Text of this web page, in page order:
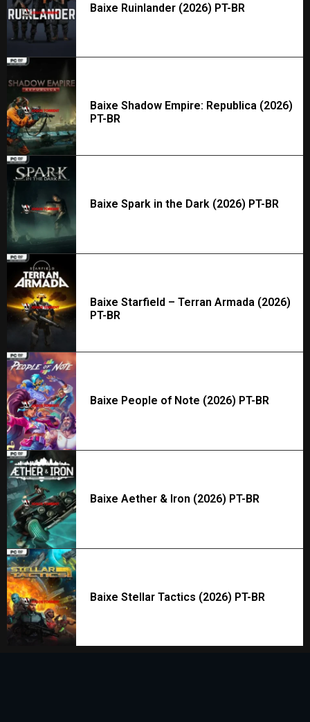
Baixe Ruinlander (2026) PT-BR
Baixe Shadow Empire: Republica (2026)
PT-BR
Baixe Spark in the Dark (2026) PT-BR
Baixe Starfield – Terran Armada (2026)
PT-BR
Baixe People of Note (2026) PT-BR
Baixe Aether & Iron (2026) PT-BR
Baixe Stellar Tactics (2026) PT-BR